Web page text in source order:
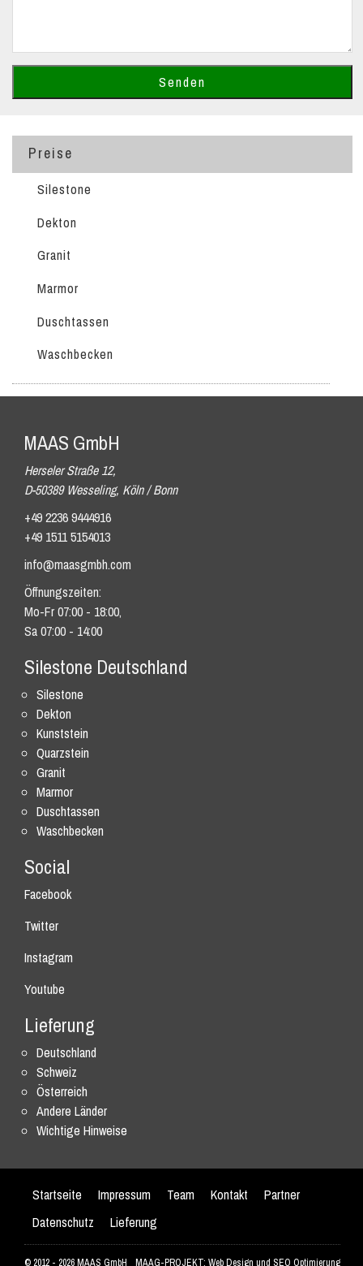
Preise
Silestone
Dekton
Granit
Marmor
Duschtassen
Waschbecken
MAAS GmbH
Herseler Straße 12,
D-50389 Wesseling, Köln / Bonn
+49 2236 9444916
+49 1511 5154013
info@maasgmbh.com
Öffnungszeiten:
Mo-Fr 07:00 - 18:00,
Sa 07:00 - 14:00
Silestone Deutschland
Silestone
Dekton
Kunststein
Quarzstein
Granit
Marmor
Duschtassen
Waschbecken
Social
Facebook
Twitter
Instagram
Youtube
Lieferung
Deutschland
Schweiz
Österreich
Andere Länder
Wichtige Hinweise
Startseite Impressum Team Kontakt
Partner
Datenschutz
Lieferung
© 2012 - 2026 MAAS GmbH MAAG-PROJEKT: Web Design und SEO Optimierung